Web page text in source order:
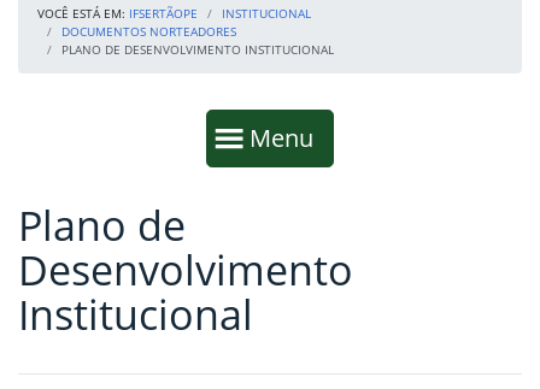
VOCÊ ESTÁ EM: IFSERTÃOPE
INSTITUCIONAL
DOCUMENTOS NORTEADORES
PLANO DE DESENVOLVIMENTO INSTITUCIONAL
Mostrar
Menu
Fim da navegação
Início do conteúdo
Plano de
Desenvolvimento
Institucional